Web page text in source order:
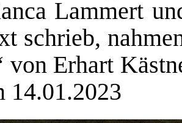
Lammert
schrieb,
von Erhart
14.01.2023